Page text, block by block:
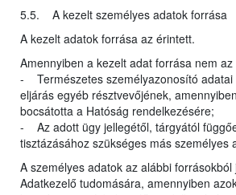
5.5. A kezelt személyes adatok forrása
A kezelt adatok forrása az érintett.
Amennyiben a kezelt adat forrása nem az
- Természetes személyazonosító adatai
eljárás egyéb résztvevőjének,
bocsátotta a Hatóság rendelkezésére;
- Az adott ügy jellegétől, tárgyától
tisztázásához szükséges más személyes
A személyes adatok az alábbi
Adatkezelő tudomására, amennyiben